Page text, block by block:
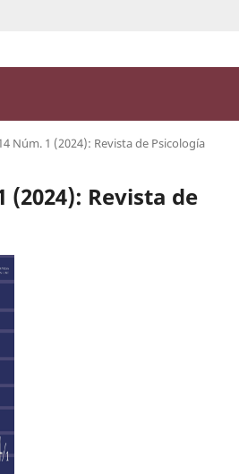
Núm. 1 (2024): Revista de Psicología
(2024): Revista de